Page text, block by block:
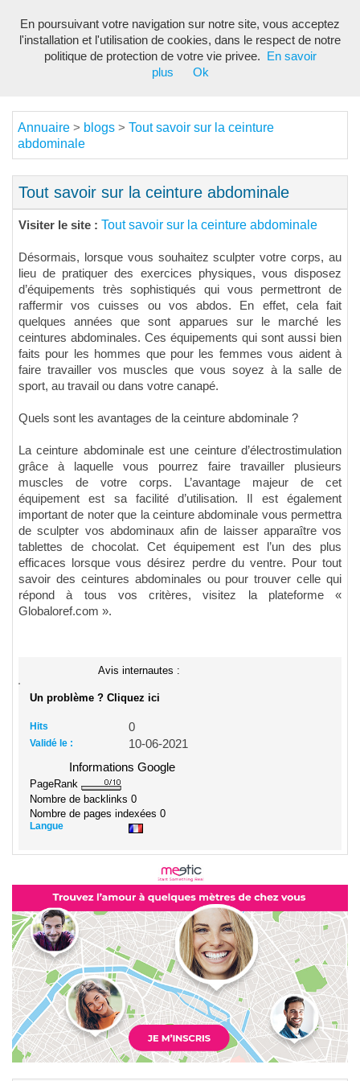
Annuaire > blogs > Tout savoir sur la ceinture
abdominale
Tout savoir sur la ceinture abdominale
Visiter le site : Tout savoir sur la ceinture abdominale
Désormais, lorsque vous souhaitez sculpter votre corps, au
lieu de pratiquer des exercices physiques, vous disposez
d’équipements très sophistiqués qui vous permettront de
raffermir vos cuisses ou vos abdos. En effet, cela fait
quelques années que sont apparues sur le marché les
ceintures abdominales. Ces équipements qui sont aussi bien
faits pour les hommes que pour les femmes vous aident à
faire travailler vos muscles que vous soyez à la salle de
sport, au travail ou dans votre canapé.
Quels sont les avantages de la ceinture abdominale ?
La ceinture abdominale est une ceinture d’électrostimulation
grâce à laquelle vous pourrez faire travailler plusieurs
muscles de votre corps. L’avantage majeur de cet
équipement est sa facilité d’utilisation. Il est également
important de noter que la ceinture abdominale vous permettra
de sculpter vos abdominaux afin de laisser apparaître vos
tablettes de chocolat. Cet équipement est l’un des plus
efficaces lorsque vous désirez perdre du ventre. Pour tout
savoir des ceintures abdominales ou pour trouver celle qui
répond à tous vos critères, visitez la plateforme «
Globaloref.com ».
Avis internautes :
Un problème ? Cliquez ici
Hits 0
Validé le :
10-06-2021
Informations Google
PageRank
Nombre de backlinks 0
Nombre de pages indexées 0
Langue
En poursuivant votre navigation sur notre site, vous acceptez
l'installation et l'utilisation de cookies, dans le respect de notre
politique de protection de votre vie privee.
En savoir
plus
Ok